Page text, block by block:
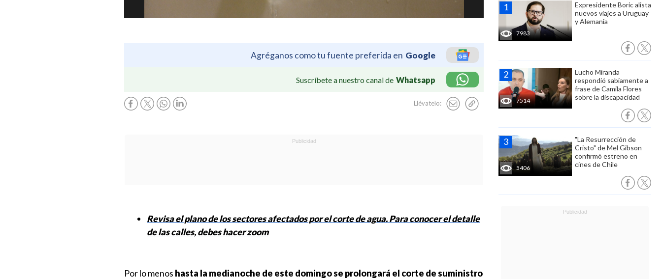
Agréganos como tu fuente preferida en Google
Suscríbete a nuestro canal de Whatsapp
Llévatelo:
7983
Expresidente Boric alista
nuevos viajes a Uruguay
y Alemania
7514
Lucho Miranda
respondió sabiamente a
frase de Camila Flores
sobre la discapacidad
5406
"La Resurrección de
Cristo" de Mel Gibson
confirmó estreno en
cines de Chile
Revisa el plano de los sectores afectados por el corte de agua. Para conocer el detalle
de las calles, debes hacer zoom
Por lo menos hasta la medianoche de este domingo se prolongará el corte de suministro